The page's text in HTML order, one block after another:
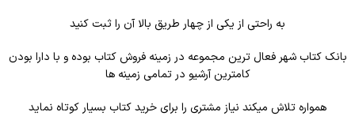
به راحتی از یکی از چهار طریق بالا آن را ثبت کنید
بانک کتاب شهر فعال ترین مجموعه در زمینه فروش کتاب بوده و با دارا بودن
کامترین آرشیو در تمامی زمینه ها
همواره تلاش میکند نیاز مشتری را برای خرید کتاب بسیار کوتاه نماید